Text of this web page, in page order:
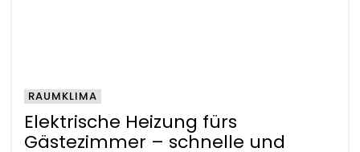
Elektrische Heizung fürs
Gästezimmer – schnelle und
RAUMKLIMA